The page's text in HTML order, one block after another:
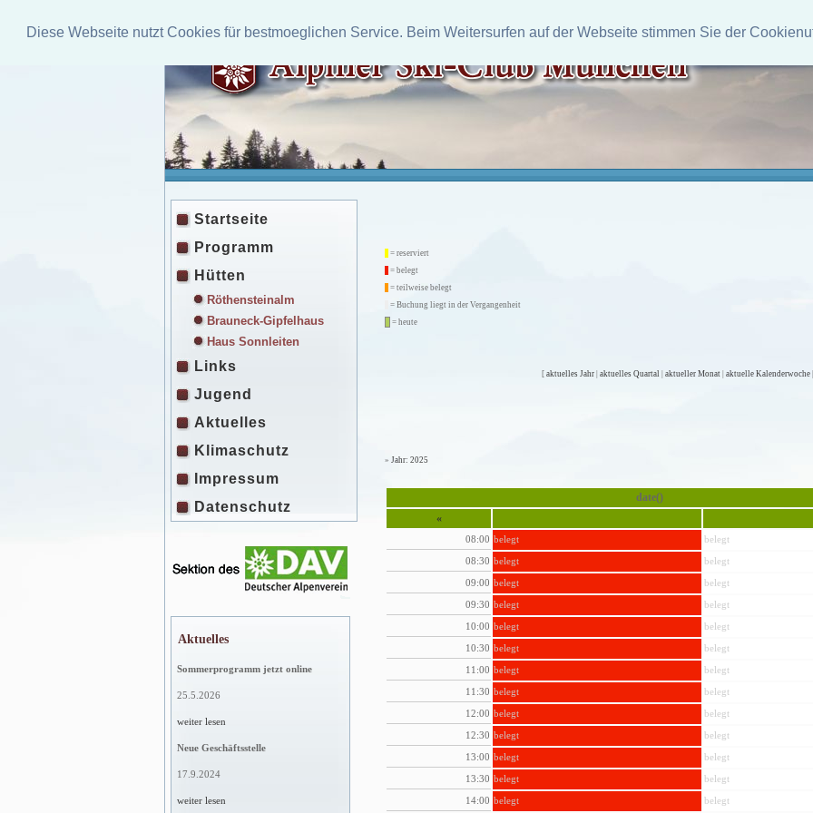
Diese Webseite nutzt Cookies für bestmoeglichen Service. Beim Weitersurfen auf der Webseite stimmen Sie der
Startseite
Programm
Hütten
Röthensteinalm
Brauneck-Gipfelhaus
Haus Sonnleiten
Links
Jugend
Aktuelles
Klimaschutz
Impressum
Datenschutz
Aktuelles
Sommerprogramm jetzt online
25.5.2026
weiter lesen
Neue Geschäftsstelle
17.9.2024
weiter lesen
= reserviert
= belegt
= teilweise belegt
= Buchung liegt in der Vergangenheit
= heute
[ aktuelles Jahr aktuelles Quartal aktueller Monat aktuelle Kalenderwoche
» Jahr: 2025
date()
«
08:00 belegt
belegt
08:30 belegt
belegt
09:00 belegt
belegt
09:30 belegt
belegt
10:00 belegt
belegt
10:30 belegt
belegt
11:00 belegt
belegt
11:30 belegt
belegt
12:00 belegt
belegt
12:30 belegt
belegt
13:00 belegt
belegt
13:30 belegt
belegt
14:00 belegt belegt